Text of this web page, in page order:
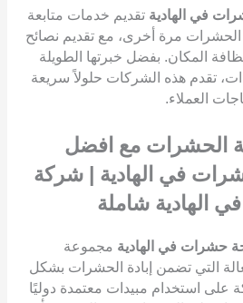
في الهادية تقديم خدمات متابعة
مرة أخرى، مع تقديم نصائح
المكان. بفضل خبرتها الطويلة
تقدم هذه الشركات حلولاً سريعة
العملاء.
الحشرات مع افضل
في الهادية | شركة
الهادية شاملة
حشرات في الهادية مجموعة
التي تضمن إبادة الحشرات بشكل
على استخدام مبيدات معتمدة دوليًا